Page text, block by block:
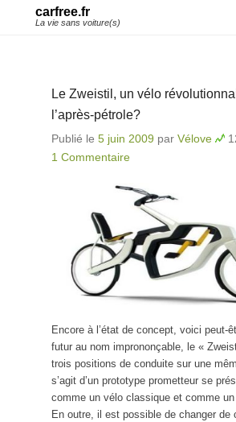
carfree.fr
La vie sans voiture(s)
Le Zweistil, un vélo
l’après-pétrole?
Publié le 5 juin 2009 par Vélove
1 Commentaire
Encore à l’état de concept, voici peut-
futur au nom imprononçable, le «
trois positions de conduite sur une
s’agit d’un prototype prometteur se
comme un vélo classique et comme
En outre, il est possible de changer de